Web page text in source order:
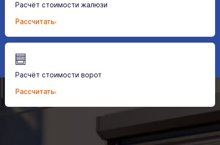
Расчёт стоимости жалюзи
Рассчитать
Расчёт стоимости ворот
Рассчитать